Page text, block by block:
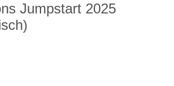
Jumpstart 2025